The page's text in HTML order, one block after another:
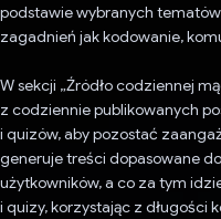
podstawie wybranych
zagadnień jak kodowanie,
W sekcji „Źródło codziennej
z codziennie publikowanych
i quizów, aby pozostać
generuje treści dopasowane
użytkowników, a co za tym
i quizy, korzystając z długości